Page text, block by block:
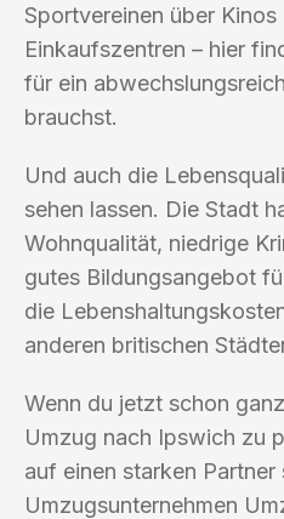
Sportvereinen über
Einkaufszentren – hier
für ein
brauchst.
Und auch die
sehen lassen. Die Stadt
Wohnqualität, niedrige
gutes Bildungsangebot
die
anderen britischen
Wenn du jetzt schon
Umzug nach Ipswich zu
auf einen starken Partner
Umzugsunternehmen